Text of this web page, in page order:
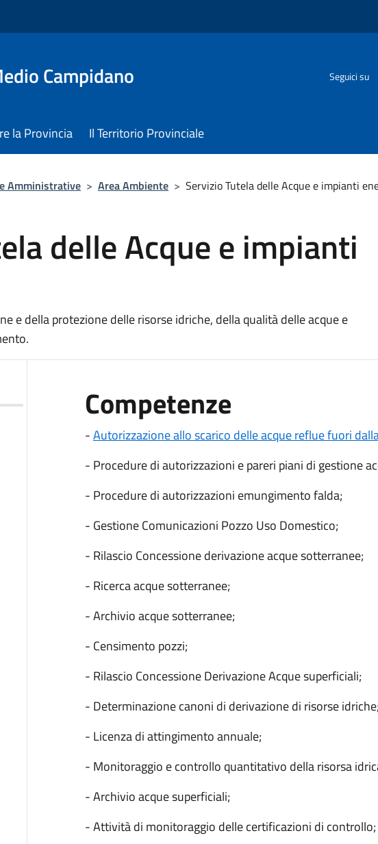
Campidano Seguici su
la Provincia Il Territorio Provinciale
Amministrative > Area Ambiente > Servizio Tutela delle Acque e impianti
delle Acque e impianti
e della protezione delle risorse idriche, della qualità delle acque e
Competenze
-Autorizzazione allo scarico delle acque reflue fuori
- Procedure di autorizzazioni e pareri piani di gestione
- Procedure di autorizzazioni emungimento falda;
- Gestione Comunicazioni Pozzo Uso Domestico;
- Rilascio Concessione derivazione acque sotterranee;
- Ricerca acque sotterranee;
- Archivio acque sotterranee;
- Censimento pozzi;
- Rilascio Concessione Derivazione Acque superficiali;
- Determinazione canoni di derivazione di risorse idriche;
- Licenza di attingimento annuale;
- Monitoraggio e controllo quantitativo della risorsa
- Archivio acque superficiali;
- Attività di monitoraggio delle certificazioni di controllo;